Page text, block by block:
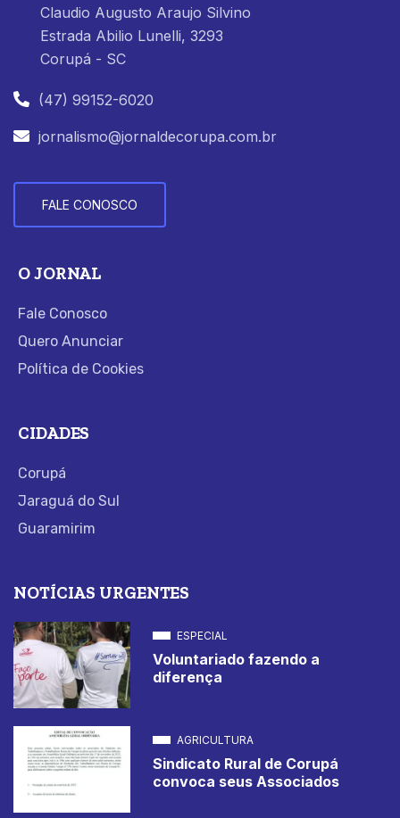
Claudio Augusto Araujo Silvino
Estrada Abilio Lunelli, 3293
Corupá - SC
(47) 99152-6020
jornalismo@jornaldecorupa.com.br
FALE CONOSCO
O JORNAL
Fale Conosco
Quero Anunciar
Política de Cookies
CIDADES
Corupá
Jaraguá do Sul
Guaramirim
NOTÍCIAS URGENTES
ESPECIAL
Voluntariado fazendo a
diferença
AGRICULTURA
Sindicato Rural de Corupá
convoca seus Associados